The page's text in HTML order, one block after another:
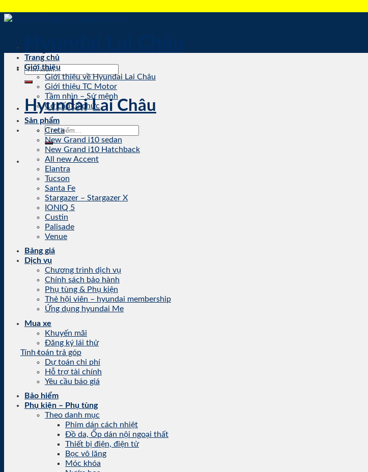
to
Tìm
kiếm:
Hyundai Lai Châu
Tìm
kiếm:
Trang chủ
Giới thiệu
Giới thiệu về Hyundai Lai Châu
Giới thiệu TC Motor
Tầm nhìn – Sứ mệnh
Cơ cấu tổ chức
Sản phẩm
Creta
New Grand i10 sedan
New Grand i10 Hatchback
All new Accent
Elantra
Tucson
Santa Fe
Stargazer – Stargazer X
IONIQ 5
Custin
Palisade
Venue
Bảng giá
Dịch vụ
Chương trình dịch vụ
Chính sách bảo hành
Phụ tùng & Phụ kiện
Thẻ hội viên – hyundai membership
Ứng dụng hyundai Me
Mua xe
Khuyến mãi
Đăng ký lái thử
Tính toán trả góp
Dự toán chi phí
Hỗ trợ tài chính
Yêu cầu báo giá
Bảo hiểm
Phụ kiện – Phụ tùng
Theo danh mục
Phim dán cách nhiệt
Đồ da, Ốp dán nội ngoại thất
Thiết bị điện, điện tử
Bọc vô lăng
Móc khóa